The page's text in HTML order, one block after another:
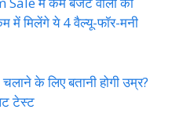
में मिलेंगे ये 4 वैल्यू-फॉर-मनी
के लिए बतानी होगी उम्र?
टेस्ट